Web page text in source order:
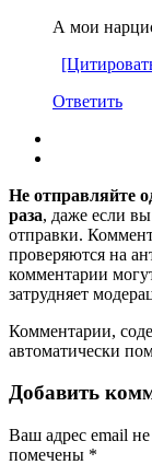
А мои
Ответить
Не отправляйте
раза, даже если вы
отправки.
проверяются на
комментарии
затрудняет
Комментарии,
автоматически
Добавить
Ваш адрес email
помечены *